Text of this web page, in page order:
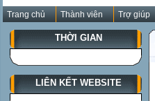
Trang chủ Thành viên Trợ giúp
THỜI GIAN
LIÊN KẾT WEBSITE